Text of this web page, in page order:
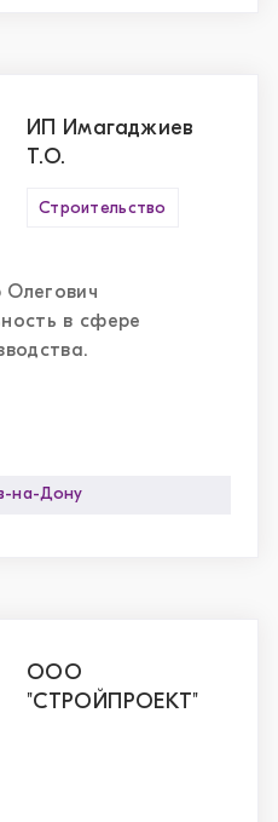
ИП Имагаджиев
Т.О.
Строительство
в сфере
на-Дону
ООО
"СТРОЙПРОЕКТ"